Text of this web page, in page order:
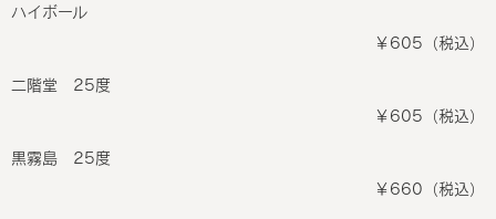
ハイボール
￥605（税込）
二階堂 25度
￥605（税込）
黒霧島 25度
￥660（税込）